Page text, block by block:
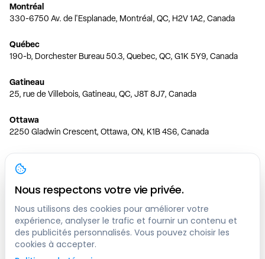
Montréal
330-6750 Av. de l'Esplanade, Montréal, QC, H2V 1A2, Canada
Québec
190-b, Dorchester Bureau 50.3, Quebec, QC, G1K 5Y9, Canada
Gatineau
25, rue de Villebois, Gatineau, QC, J8T 8J7, Canada
Ottawa
2250 Gladwin Crescent, Ottawa, ON, K1B 4S6, Canada
Toronto
150 Ferrand Dr, 6th Floor, Toronto, ON, M3C 3E5, Canada
Vancouver
1200 W 73rd Ave #1415, Vancouver, BC, V6P 6G5, Canada
Calgary
444 5 Ave SW #400 Calgary, AB, T2P 2T8, Canada
Nous respectons votre vie privée.
Nous utilisons des cookies pour améliorer votre
expérience, analyser le trafic et fournir un contenu et
des publicités personnalisés. Vous pouvez choisir les
cookies à accepter.